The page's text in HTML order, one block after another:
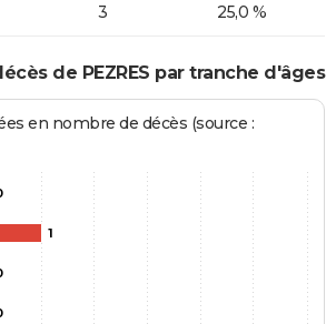
3 25,0 %
de PEZRES par tranche d'âges
en nombre de décès (source :
1